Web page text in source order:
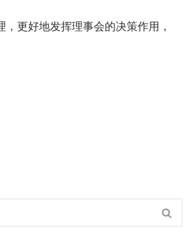
，更好地发挥理事会的决策作用，